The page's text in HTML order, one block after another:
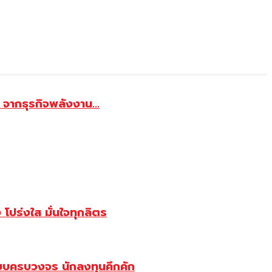
ากธุรกิจพลังงาน...
ปร่งใส มั่นใจทุกลิตร
บครบวงจร นักลงทุนคึกคัก